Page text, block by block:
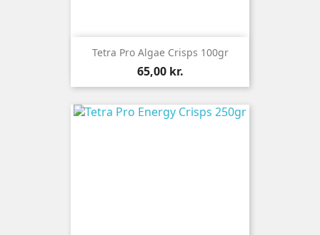
Tetra Pro Algae Crisps 100gr
Pris
65,00 kr.